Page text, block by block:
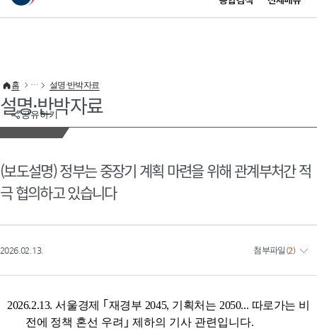
이 누리집은 대한민국 공식 전자정부 누리집입니다.
공유하기
홈 설명·반박자료
설명·반박자료
(보도설명) 정부는 중장기 계획 마련을 위해 관계부처간 적
극 협의하고 있습니다
2026.02.13. 첨부파일 (2)